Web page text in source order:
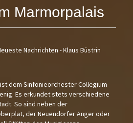
Marmorpalais
Nachrichten - Klaus Büstrin
dem Sinfonieorchester Collegium
Es erkundet stets verschiedene
So sind neben der
der Neuendorfer Anger oder